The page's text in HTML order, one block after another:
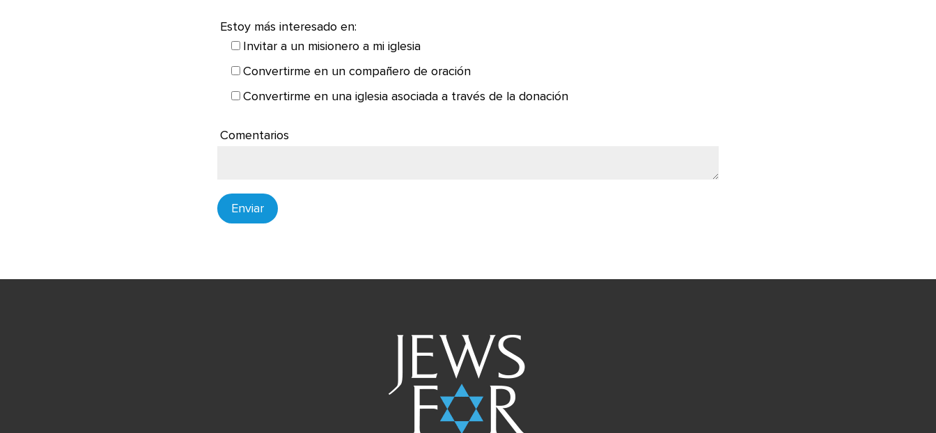
Estoy más interesado en:
Invitar a un misionero a mi iglesia
Convertirme en un compañero de oración
Convertirme en una iglesia asociada a través de la donación
Comentarios
Enviar